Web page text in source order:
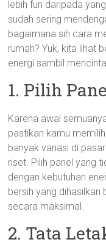
lebih fun daripada
sudah sering
bagaimana sih cara
rumah? Yuk, kita lihat
energi sambil
1. Pilih
Karena awal
pastikan kamu
banyak variasi di
riset. Pilih panel yang
dengan kebutuhan
bersih yang dihasilkan
secara maksimal.
2. Tata